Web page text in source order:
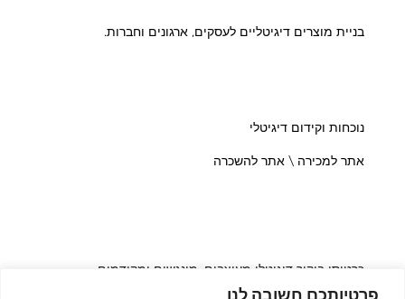
פרטיותכם חשובה לנו
בניית מוצרים דיגיטליים לעסקים, ארגונים וחברות.
נוכחות וקידום דיגיטלי
אתר למכירה \ אתר להשכרה
כרטיסי ביקור דיגיטלי מעוצבים, מונגשים ומקודמים